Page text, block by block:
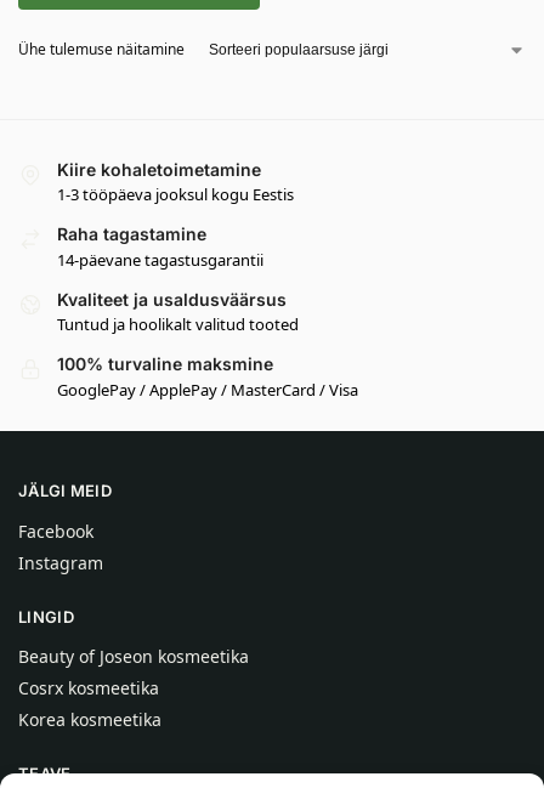
Ühe tulemuse näitamine
Kiire kohaletoimetamine
1-3 tööpäeva jooksul kogu Eestis
Raha tagastamine
14-päevane tagastusgarantii
Kvaliteet ja usaldusväärsus
Tuntud ja hoolikalt valitud tooted
100% turvaline maksmine
GooglePay / ApplePay / MasterCard / Visa
JÄLGI MEID
Facebook
Instagram
LINGID
Beauty of Joseon kosmeetika
Cosrx kosmeetika
Korea kosmeetika
TEAVE